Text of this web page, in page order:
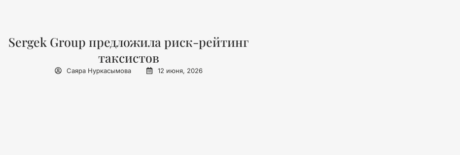
Sergek Group предложила риск-рейтинг
таксистов
Саяра Нуркасымова 12 июня, 2026